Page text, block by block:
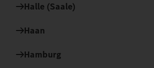
Halle (Saale)
Haan
Hamburg